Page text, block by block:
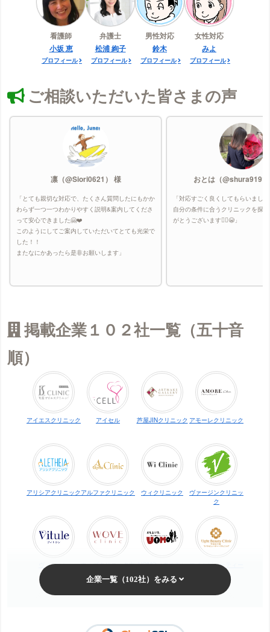
看護師
小坂 恵
プロフィール
弁護士
松浦 絢子
プロフィール
男性対応
鈴木
プロフィール
女性対応
みよ
プロフィール
ご相談いただいた皆さまの声
凛（@Siori0621） 様
「とても親切な対応で、たくさん質問したにもかか
わらず一つ一つわかりやすく説明&案内してくださ
って安心できました🤗❤️
このようにしてご案内していただいてとても光栄で
した！！
またなにかあったら是非お願いします」
おとは（
「対応すごく良くしてもらいまし
自分の条件に合うクリニックを探
がとうございます🙇‍♀️😭」
掲載企業１０２社一覧（五十音
順）
アイエスクリニック アイセル 芦屋JINクリニック アモーレクリニック
アリシアクリニック アルファクリニック ウィクリニック
ヴァージンクリニッ
ク
ヴィトゥレ
ウォブクリニック中
目黒
UOMO（ウオモ） エイトビューティー
クリニック